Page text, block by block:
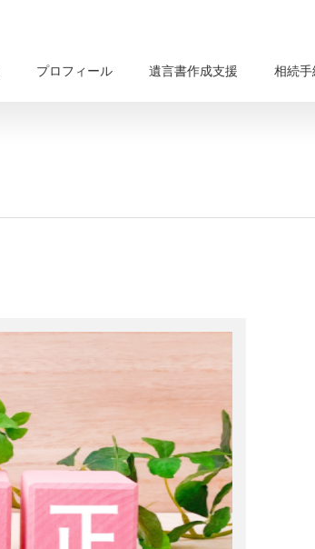
プロフィール 遺言書作成支援 相続手